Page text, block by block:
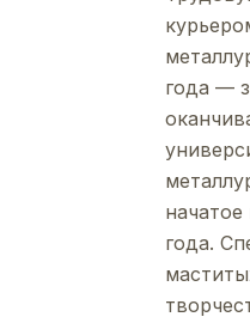
года —
года.